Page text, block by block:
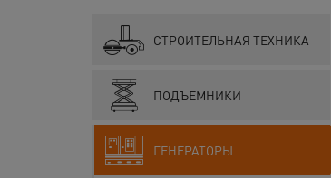
СТРОИТЕЛЬНАЯ ТЕХНИКА
ПОДЪЕМНИКИ
ГЕНЕРАТОРЫ